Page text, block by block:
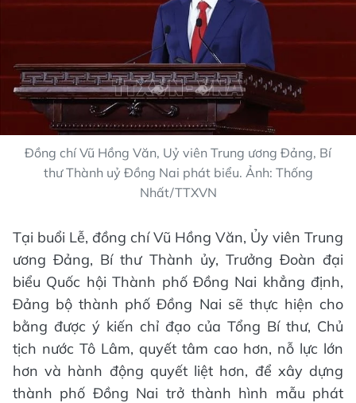
Đồng chí Vũ Hồng Văn, Uỷ viên Trung ương Đảng, Bí
thư Thành uỷ Đồng Nai phát biểu. Ảnh: Thống
Nhất/TTXVN
Tại buổi Lễ, đồng chí Vũ Hồng Văn, Ủy viên Trung
ương Đảng, Bí thư Thành ủy, Trưởng Đoàn đại
biểu Quốc hội Thành phố Đồng Nai khẳng định,
Đảng bộ thành phố Đồng Nai sẽ thực hiện cho
bằng được ý kiến chỉ đạo của Tổng Bí thư, Chủ
tịch nước Tô Lâm, quyết tâm cao hơn, nỗ lực lớn
hơn và hành động quyết liệt hơn, để xây dựng
thành phố Đồng Nai trở thành hình mẫu phát